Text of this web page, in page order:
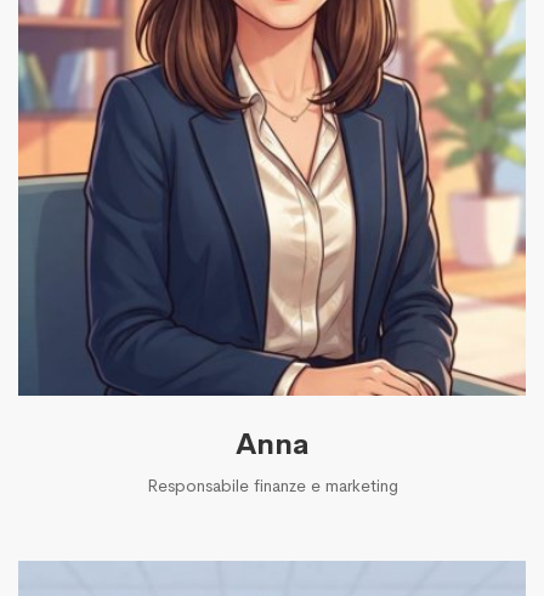
Anna
Responsabile finanze e marketing